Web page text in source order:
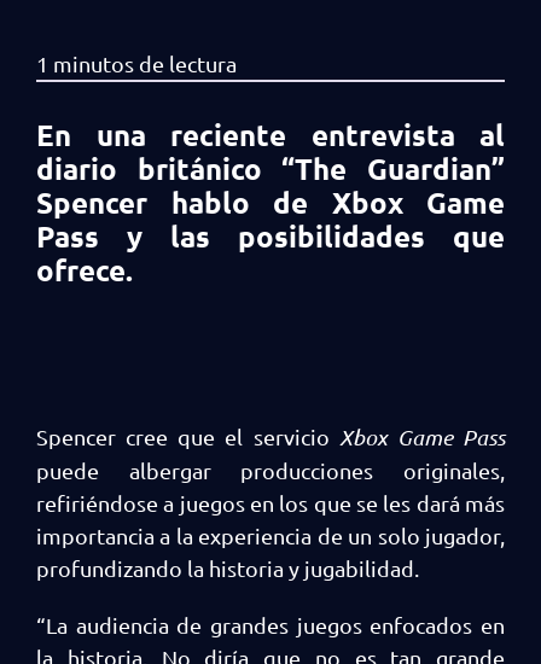
En una reciente entrevista al
diario británico “The Guardian”
Spencer hablo de Xbox Game
Pass y las posibilidades que
ofrece.
Spencer cree que el servicio Xbox Game Pass
puede albergar producciones originales,
refiriéndose a juegos en los que se les dará más
importancia a la experiencia de un solo jugador,
profundizando la historia y jugabilidad.
“La audiencia de grandes juegos enfocados en
la historia. No diría que no es tan grande